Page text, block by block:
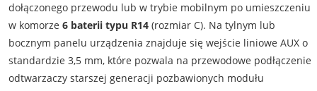
dołączonego przewodu lub w trybie mobilnym po umieszczeniu
w komorze 6 baterii typu R14(rozmiar C). Na tylnym lub
bocznym panelu urządzenia znajduje się wejście liniowe AUX o
standardzie 3,5 mm, które pozwala na przewodowe podłączenie
odtwarzaczy starszej generacji pozbawionych modułu